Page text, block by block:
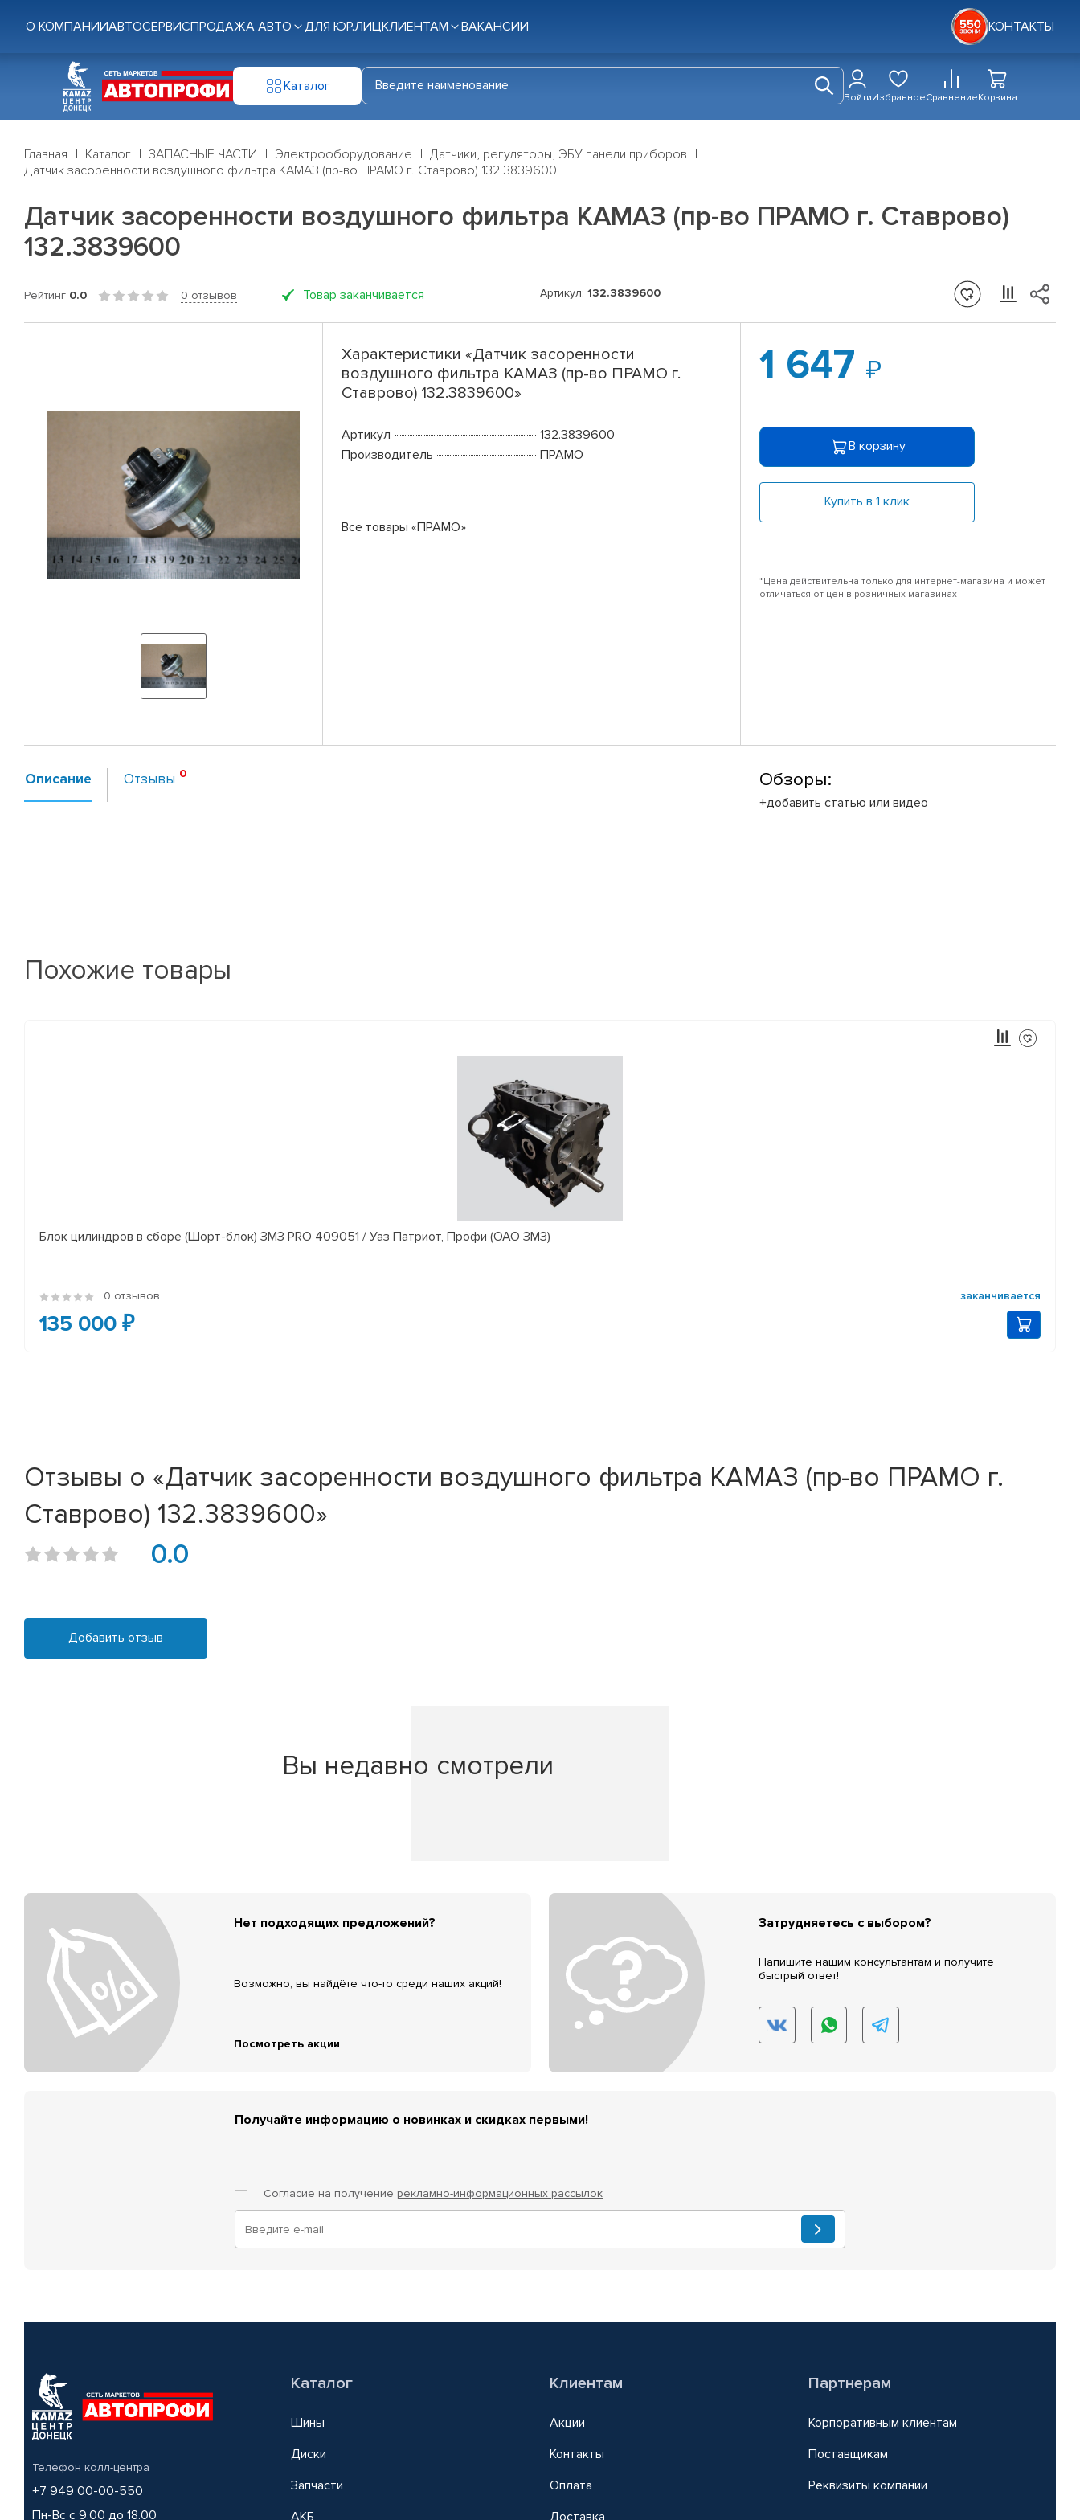
О КОМПАНИИАВТОСЕРВИСПРОДАЖА АВТО ДЛЯ ЮР.ЛИЦКЛИЕНТАМ ВАКАНСИИ КОНТАКТЫ
Каталог
ВойтиИзбранноеСравнениеКорзина
Главная Каталог ЗАПАСНЫЕ ЧАСТИ Электрооборудование
Датчики, регуляторы, ЭБУ панели приборов
Датчик засоренности воздушного фильтра КАМАЗ (пр-во ПРАМО г. Ставрово) 132.3839600
Датчик засоренности воздушного фильтра КАМАЗ (пр-во ПРАМО г. Ставрово)
132.3839600
Рейтинг 0.0 0 отзывов Товар заканчивается Артикул: 132.3839600
Характеристики «Датчик засоренности
воздушного фильтра КАМАЗ (пр-во ПРАМО г.
Ставрово) 132.3839600»
Артикул
132.3839600
Производитель
ПРАМО
Все товары «ПРАМО»
1 647
В корзину
Купить в 1 клик
*Цена действительна только для интернет-магазина и может
отличаться от цен в розничных магазинах
Описание Отзывы Обзоры:
+добавить статью или видео
Похожие товары
Блок цилиндров в сборе (Шорт-блок) ЗМЗ PRO 409051 / Уаз Патриот, Профи (ОАО ЗМЗ)
0 отзывов заканчивается
135 000 ₽
Отзывы о «Датчик засоренности воздушного фильтра КАМАЗ (пр-во ПРАМО г.
Ставрово) 132.3839600»
0.0
Добавить отзыв
Вы недавно смотрели
Нет подходящих предложений?
Возможно, вы найдёте что-то среди наших акций!
Посмотреть акции
Затрудняетесь с выбором?
Напишите нашим консультантам и получите
быстрый ответ!
Получайте информацию о новинках и скидках первыми!
Согласие на получение рекламно-информационных рассылок
Телефон колл-центра
+7 949 00-00-550
Пн-Вс с 9.00 до 18.00
Каталог
Шины
Диски
Запчасти
АКБ
Клиентам
Акции
Контакты
Оплата
Доставка
Партнерам
Корпоративным клиентам
Поставщикам
Реквизиты компании